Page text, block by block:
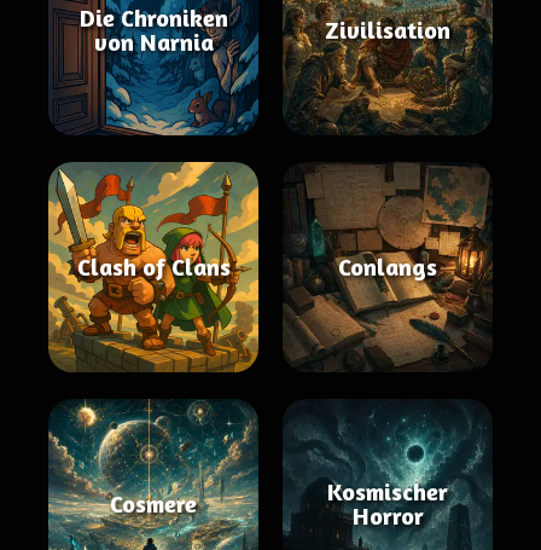
Die Chroniken
von Narnia
Zivilisation
Clash of Clans Conlangs
Cosmere
Kosmischer
Horror